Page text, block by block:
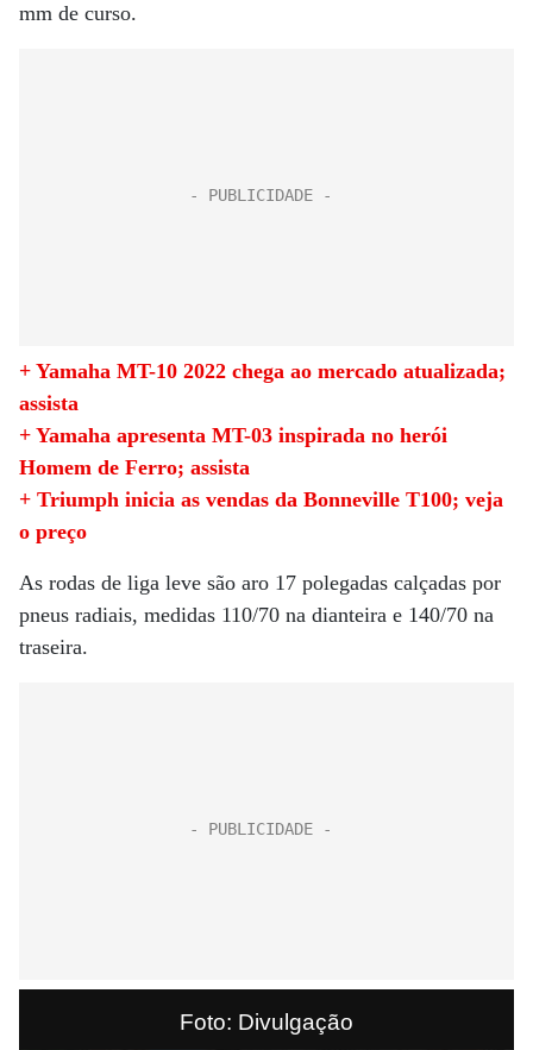
mm de curso.
+ Yamaha MT-10 2022 chega ao mercado atualizada;
assista
+ Yamaha apresenta MT-03 inspirada no herói
Homem de Ferro; assista
+ Triumph inicia as vendas da Bonneville T100; veja
o preço
As rodas de liga leve são aro 17 polegadas calçadas por
pneus radiais, medidas 110/70 na dianteira e 140/70 na
traseira.
Foto: Divulgação